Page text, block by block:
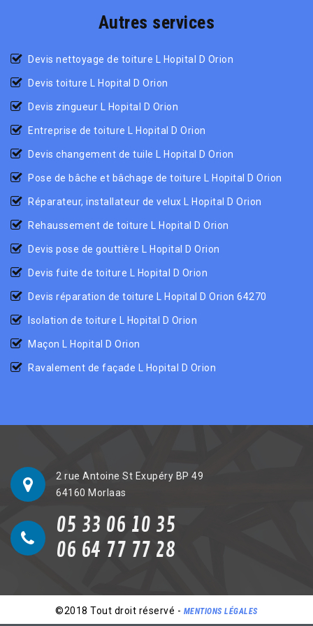
Autres services
Devis nettoyage de toiture L Hopital D Orion
Devis toiture L Hopital D Orion
Devis zingueur L Hopital D Orion
Entreprise de toiture L Hopital D Orion
Devis changement de tuile L Hopital D Orion
Pose de bâche et bâchage de toiture L Hopital D Orion
Réparateur, installateur de velux L Hopital D Orion
Rehaussement de toiture L Hopital D Orion
Devis pose de gouttière L Hopital D Orion
Devis fuite de toiture L Hopital D Orion
Devis réparation de toiture L Hopital D Orion 64270
Isolation de toiture L Hopital D Orion
Maçon L Hopital D Orion
Ravalement de façade L Hopital D Orion
2 rue Antoine St Exupéry BP 49
64160 Morlaas
05 33 06 10 35
06 64 77 77 28
©2018 Tout droit réservé - MENTIONS LÉGALES